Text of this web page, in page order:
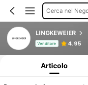
Cerca nel
LINGKEWEIER
Venditore 4.95
Articolo